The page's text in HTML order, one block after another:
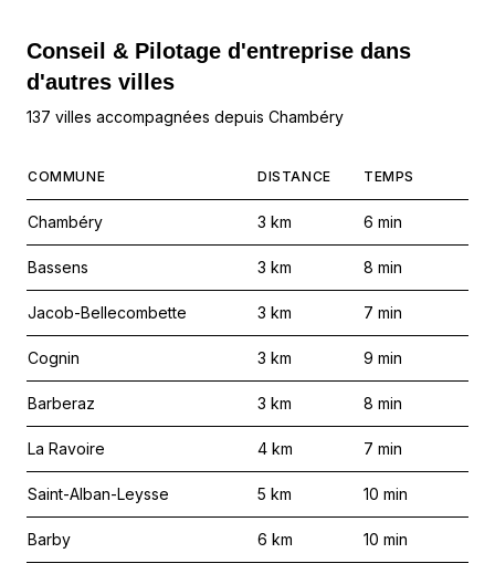
Conseil & Pilotage d'entreprise dans
d'autres villes
137 villes accompagnées depuis Chambéry
COMMUNE DISTANCE TEMPS
Chambéry 3 km 6 min
Bassens 3 km 8 min
Jacob-Bellecombette 3 km 7 min
Cognin 3 km 9 min
Barberaz 3 km 8 min
La Ravoire 4 km 7 min
Saint-Alban-Leysse 5 km 10 min
Barby 6 km 10 min